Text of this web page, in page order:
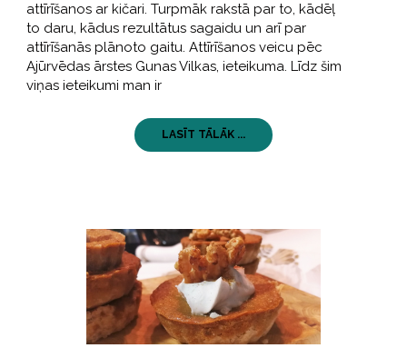
attīrīšanos ar kičari. Turpmāk rakstā par to, kādēļ
to daru, kādus rezultātus sagaidu un arī par
attīrīšanās plānoto gaitu. Attīrīšanos veicu pēc
Ajūrvēdas ārstes Gunas Vilkas, ieteikuma. Līdz šim
viņas ieteikumi man ir
LASĪT TĀLĀK ...